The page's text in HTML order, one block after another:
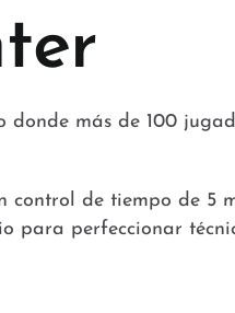
más de 100
control de tiempo de 5
para perfeccionar